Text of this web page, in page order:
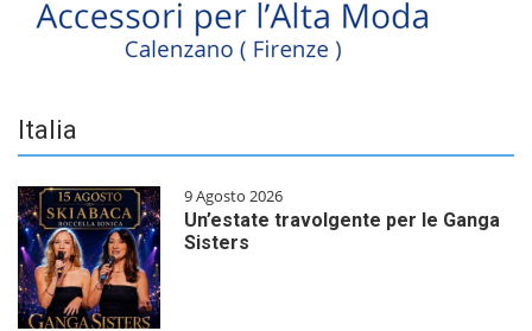
Italia
9 Agosto 2026
Un’estate travolgente per le Ganga
Sisters